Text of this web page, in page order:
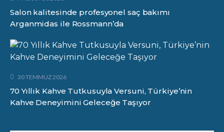
Salon kalitesinde profesyonel saç bakımı
Arganmidas ile Rossmann’da
30 TEMMUZ 2026
70 Yıllık Kahve Tutkusuyla Versuni, Türkiye’nin
Kahve Deneyimini Geleceğe Taşıyor